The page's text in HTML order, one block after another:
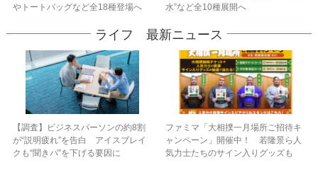
やトートバッグなど全18種登場へ
水”など全10種展開へ
ライフ 最新ニュース
【調査】ビジネスパーソンの約8割
が“説明疲れ”を告白 アイスブレイ
クも“聞きパ”を下げる要因に
ファミマ「大相撲一月場所ご招待キ
ャンペーン」開催中！ 若隆景ら人
気力士たちのサイン入りグッズも